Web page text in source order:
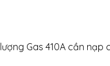
Gas 410A cần